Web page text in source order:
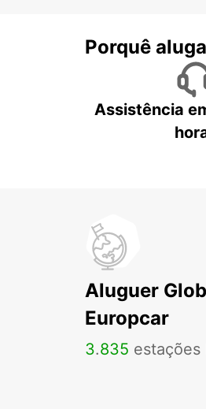
Porquê
Assistência
Aluguer
Europcar
3.835 estações